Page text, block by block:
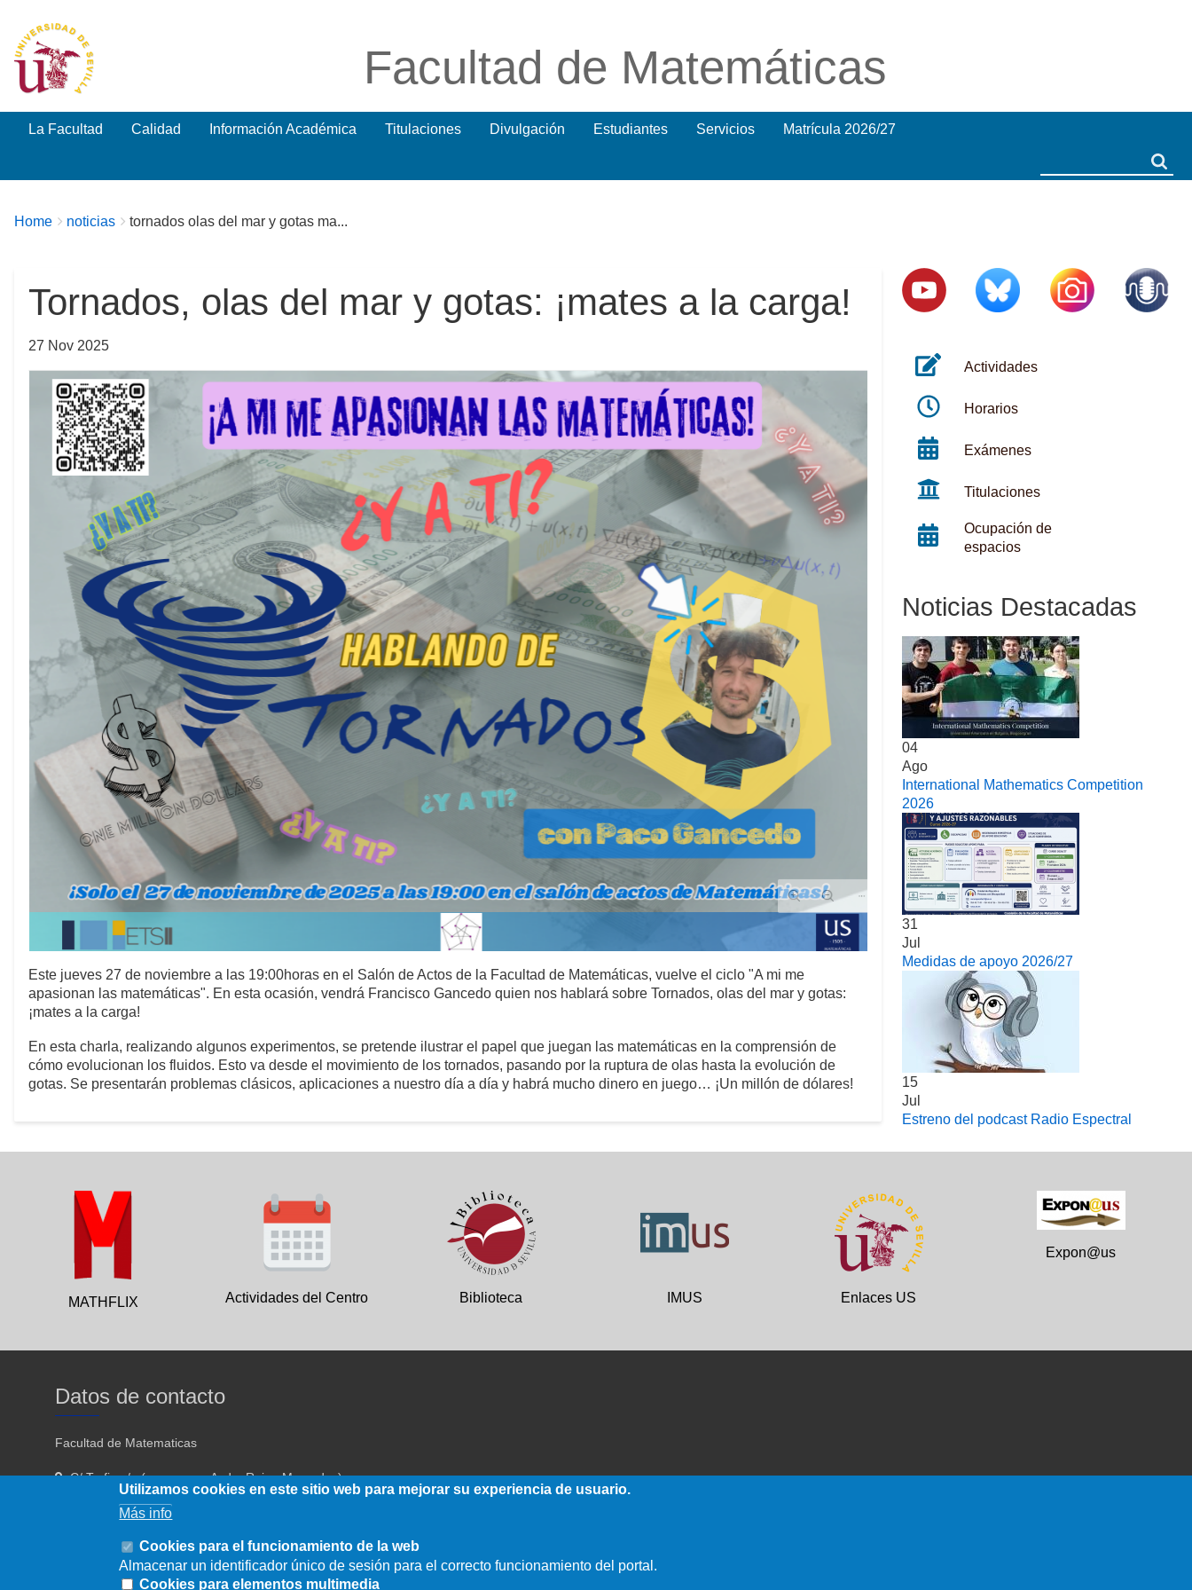
Facultad de Matemáticas
La Facultad Calidad Información Académica Titulaciones Divulgación Estudiantes Servicios Matrícula 2026/27
Breadcrumbs
You
Home noticias tornados olas del mar y gotas ma...
Tornados, olas del mar y gotas: ¡mates a la carga!
27 Nov 2025
Este jueves 27 de noviembre a las 19:00horas en el Salón de Actos de la Facultad de Matemáticas, vuelve el ciclo "A mi me
apasionan las matemáticas". En esta ocasión, vendrá Francisco Gancedo quien nos hablará sobre Tornados, olas del mar y gotas:
¡mates a la carga!
En esta charla, realizando algunos experimentos, se pretende ilustrar el papel que juegan las matemáticas en la comprensión de
cómo evolucionan los fluidos. Esto va desde el movimiento de los tornados, pasando por la ruptura de olas hasta la evolución de
gotas. Se presentarán problemas clásicos, aplicaciones a nuestro día a día y habrá mucho dinero en juego… ¡Un millón de dólares!
Actividades
Horarios
Exámenes
Titulaciones
Ocupación de
espacios
Noticias Destacadas
04
Ago
International Mathematics Competition
2026
31
Jul
Medidas de apoyo 2026/27
15
Jul
Estreno del podcast Radio Espectral
MATHFLIX Actividades del Centro Biblioteca IMUS Enlaces US
Expon@us
Datos de contacto
Facultad de Matematicas
C/ Tarfia s/n (acceso por Avda. Reina Mercedes)
Sevilla - 41012
fmatematicas@us.es
Utilizamos cookies en este sitio web para mejorar su experiencia de usuario.
Más info
Cookies para el funcionamiento de la web
Almacenar un identificador único de sesión para el correcto funcionamiento del portal.
Cookies para elementos multimedia